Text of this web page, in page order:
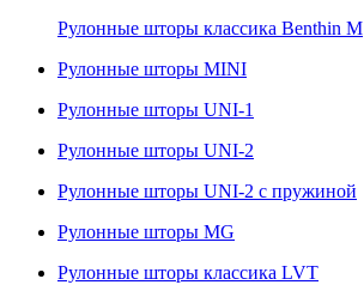
Рулонные шторы классика Benthin M
Рулонные шторы MINI
Рулонные шторы UNI-1
Рулонные шторы UNI-2
Рулонные шторы UNI-2 с пружиной
Рулонные шторы MG
Рулонные шторы классика LVT